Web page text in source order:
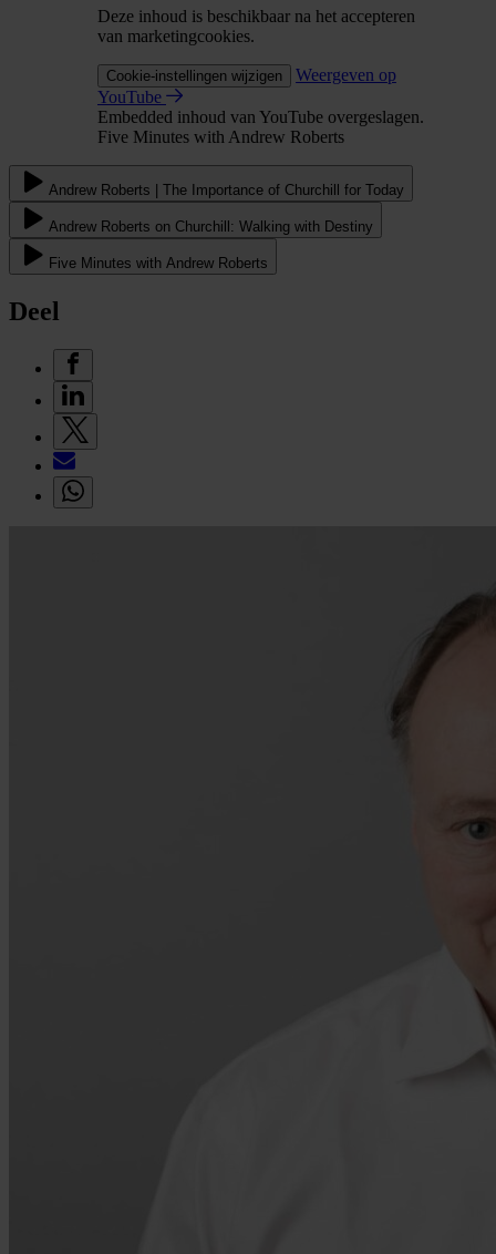
Deze inhoud is beschikbaar na het accepteren
van marketingcookies.
Cookie-instellingen wijzigen
Weergeven op
YouTube
Embedded inhoud van YouTube overgeslagen.
Five Minutes with Andrew Roberts
Andrew Roberts | The Importance of Churchill for Today
Andrew Roberts on Churchill: Walking with Destiny
Five Minutes with Andrew Roberts
Deel